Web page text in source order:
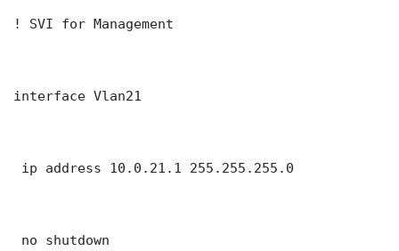
! SVI for Management
interface Vlan21
ip address 10.0.21.1 255.255.255.0
no shutdown